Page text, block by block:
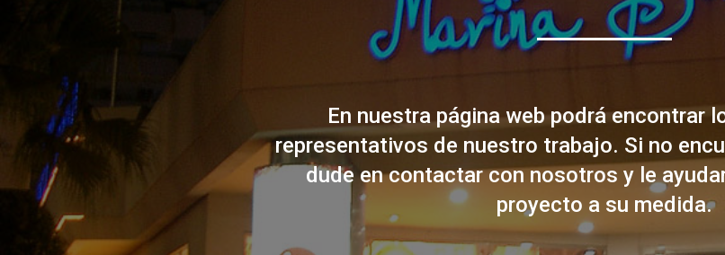
En nuestra página web podrá encontrar
representativos de nuestro trabajo. Si no
dude en contactar con nosotros y le
proyecto a su medida.